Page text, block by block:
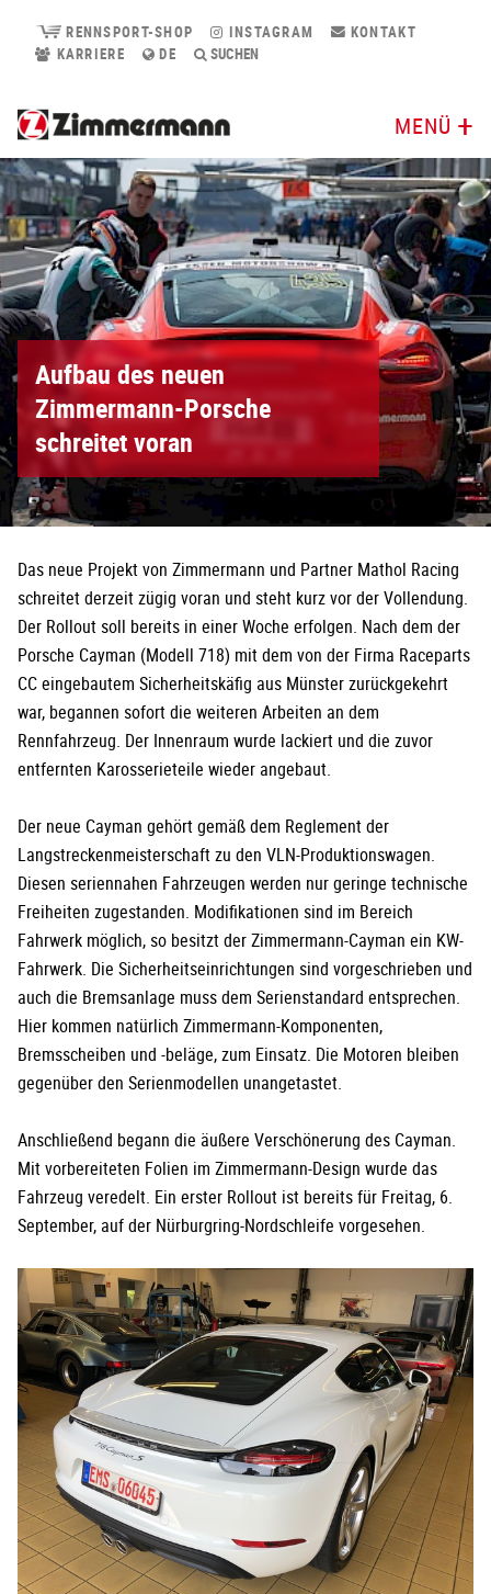
RENNSPORT-SHOP INSTAGRAM
KONTAKT
KARRIERE
DE SUCHEN
MENÜ
Aufbau des neuen
Zimmermann-Porsche
schreitet voran
Das neue Projekt von Zimmermann und Partner Mathol Racing
schreitet derzeit zügig voran und steht kurz vor der Vollendung.
Der Rollout soll bereits in einer Woche erfolgen. Nach dem der
Porsche Cayman (Modell 718) mit dem von der Firma Raceparts
CC eingebautem Sicherheitskäfig aus Münster zurückgekehrt
war, begannen sofort die weiteren Arbeiten an dem
Rennfahrzeug. Der Innenraum wurde lackiert und die zuvor
entfernten Karosserieteile wieder angebaut.
Der neue Cayman gehört gemäß dem Reglement der
Langstreckenmeisterschaft zu den VLN-Produktionswagen.
Diesen seriennahen Fahrzeugen werden nur geringe technische
Freiheiten zugestanden. Modifikationen sind im Bereich
Fahrwerk möglich, so besitzt der Zimmermann-Cayman ein KW-
Fahrwerk. Die Sicherheitseinrichtungen sind vorgeschrieben und
auch die Bremsanlage muss dem Serienstandard entsprechen.
Hier kommen natürlich Zimmermann-Komponenten,
Bremsscheiben und -beläge, zum Einsatz. Die Motoren bleiben
gegenüber den Serienmodellen unangetastet.
Anschließend begann die äußere Verschönerung des Cayman.
Mit vorbereiteten Folien im Zimmermann-Design wurde das
Fahrzeug veredelt. Ein erster Rollout ist bereits für Freitag, 6.
September, auf der Nürburgring-Nordschleife vorgesehen.